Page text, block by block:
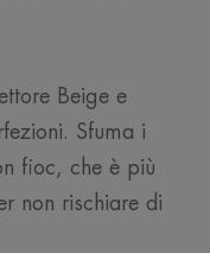
Beige e
Sfuma i
fioc, che è più
non rischiare di